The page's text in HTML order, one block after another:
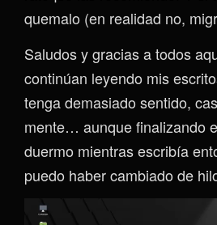
quemalo (en realidad no,
Saludos y gracias a todos
continúan leyendo mis
tenga demasiado sentido,
mente… aunque finalizando
duermo mientras escribía
puedo haber cambiado de